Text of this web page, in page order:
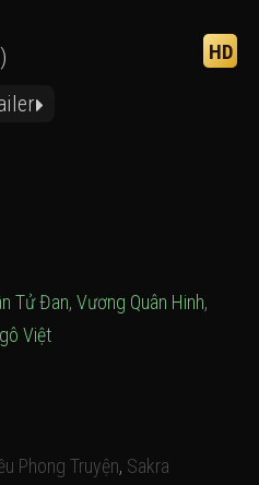
HD
Tử Đan, Vương Quân Hinh,
Việt
Phong Truyện, Sakra